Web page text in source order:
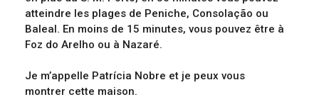
atteindre les plages de Peniche, Consolação ou
Baleal. En moins de 15 minutes, vous pouvez être à
Foz do Arelho ou à Nazaré.
Je m’appelle Patrícia Nobre et je peux vous
montrer cette maison.